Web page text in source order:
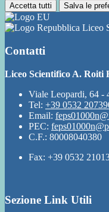
Accetta tutti Salva le
Liceo
Contatti
Liceo Scientifico A. Roiti
Viale Leopardi, 64 -
Tel: +39 0532
Email:
PEC:
C.F.: 80008040380
Fax: +39 0532
Sezione Link Utili